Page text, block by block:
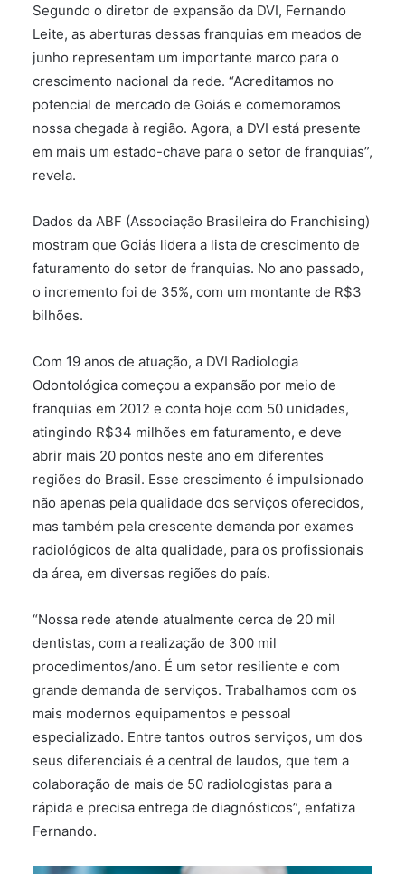
Segundo o diretor de expansão da DVI, Fernando
Leite, as aberturas dessas franquias em meados de
junho representam um importante marco para o
crescimento nacional da rede. “Acreditamos no
potencial de mercado de Goiás e comemoramos
nossa chegada à região. Agora, a DVI está presente
em mais um estado-chave para o setor de franquias”,
revela.
Dados da ABF (Associação Brasileira do Franchising)
mostram que Goiás lidera a lista de crescimento de
faturamento do setor de franquias. No ano passado,
o incremento foi de 35%, com um montante de R$3
bilhões.
Com 19 anos de atuação, a DVI Radiologia
Odontológica começou a expansão por meio de
franquias em 2012 e conta hoje com 50 unidades,
atingindo R$34 milhões em faturamento, e deve
abrir mais 20 pontos neste ano em diferentes
regiões do Brasil. Esse crescimento é impulsionado
não apenas pela qualidade dos serviços oferecidos,
mas também pela crescente demanda por exames
radiológicos de alta qualidade, para os profissionais
da área, em diversas regiões do país.
“Nossa rede atende atualmente cerca de 20 mil
dentistas, com a realização de 300 mil
procedimentos/ano. É um setor resiliente e com
grande demanda de serviços. Trabalhamos com os
mais modernos equipamentos e pessoal
especializado. Entre tantos outros serviços, um dos
seus diferenciais é a central de laudos, que tem a
colaboração de mais de 50 radiologistas para a
rápida e precisa entrega de diagnósticos”, enfatiza
Fernando.